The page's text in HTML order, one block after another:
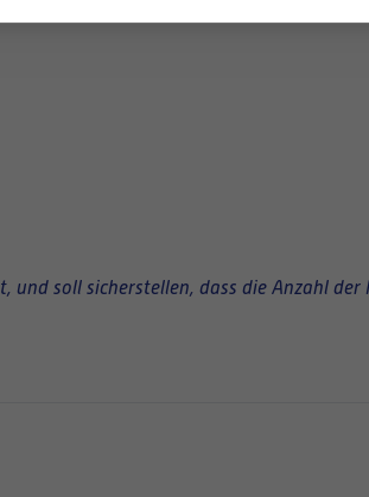
soll sicherstellen, dass die Anzahl